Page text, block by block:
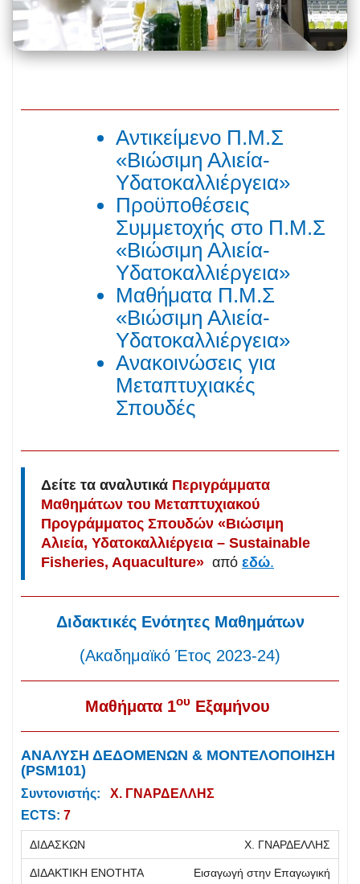
Αντικείμενο Π.Μ.Σ
«Βιώσιμη Αλιεία-
Υδατοκαλλιέργεια»
Προϋποθέσεις
Συμμετοχής στο Π.Μ.Σ
«Βιώσιμη Αλιεία-
Υδατοκαλλιέργεια»
Μαθήματα Π.Μ.Σ
«Βιώσιμη Αλιεία-
Υδατοκαλλιέργεια»
Ανακοινώσεις για
Μεταπτυχιακές
Σπουδές
Δείτε τα αναλυτικά Περιγράμματα
Μαθημάτων του Μεταπτυχιακού
Προγράμματος Σπουδών «Βιώσιμη
Αλιεία, Υδατοκαλλιέργεια – Sustainable
Fisheries, Aquaculture» από εδώ.
Διδακτικές Ενότητες Μαθημάτων
(Ακαδημαϊκό Έτος 2023-24)
Μαθήματα 1ου Εξαμήνου
ΑΝΑΛΥΣΗ ΔΕΔΟΜΕΝΩΝ & ΜΟΝΤΕΛΟΠΟΙΗΣΗ
(PSM101)
Συντονιστής:
Χ. ΓΝΑΡΔΕΛΛΗΣ
ECTS: 7
Χ. ΓΝΑΡΔΕΛΛΗΣ
Εισαγωγή στην Επαγωγική